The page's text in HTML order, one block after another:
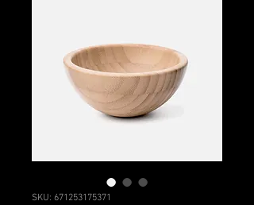
SKU: 671253175371